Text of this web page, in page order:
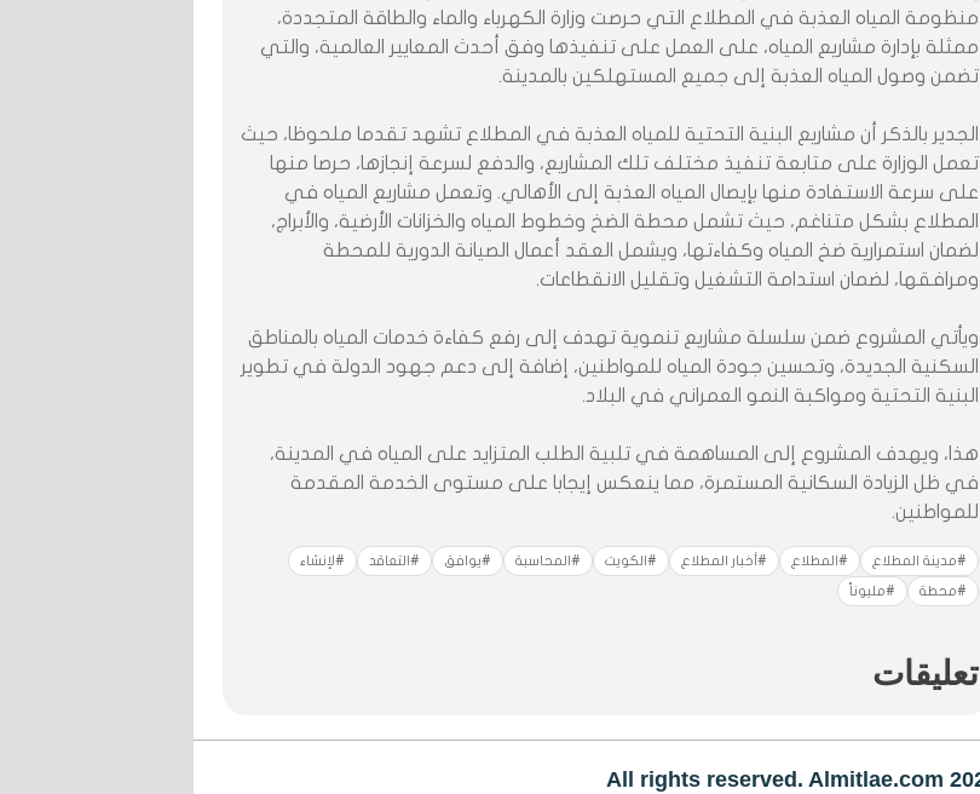
منظومة المياه العذبة في المطلاع التي حرصت وزارة الكهرباء والماء والطاقة المتجددة،
ممثلة بإدارة مشاريع المياه، على العمل على تنفيذها وفق أحدث المعايير العالمية، والتي
تضمن وصول المياه العذبة إلى جميع المستهلكين بالمدينة.
الجدير بالذكر أن مشاريع البنية التحتية للمياه العذبة في المطلاع تشهد تقدما ملحوظا، حيث
تعمل الوزارة على متابعة تنفيذ مختلف تلك المشاريع، والدفع لسرعة إنجازها، حرصا منها
على سرعة الاستفادة منها بإيصال المياه العذبة إلى الأهالي. وتعمل مشاريع المياه في
المطلاع بشكل متناغم، حيث تشمل محطة الضخ وخطوط المياه والخزانات الأرضية، والأبراج،
لضمان استمرارية ضخ المياه وكفاءتها، ويشمل العقد أعمال الصيانة الدورية للمحطة
ومرافقها، لضمان استدامة التشغيل وتقليل الانقطاعات.
ويأتي المشروع ضمن سلسلة مشاريع تنموية تهدف إلى رفع كفاءة خدمات المياه بالمناطق
السكنية الجديدة، وتحسين جودة المياه للمواطنين، إضافة إلى دعم جهود الدولة في تطوير
البنية التحتية ومواكبة النمو العمراني في البلاد.
هذا، ويهدف المشروع إلى المساهمة في تلبية الطلب المتزايد على المياه في المدينة،
في ظل الزيادة السكانية المستمرة، مما ينعكس إيجابا على مستوى الخدمة المقدمة
للمواطنين.
#مدينة المطلاع #المطلاع #أخبار المطلاع #الكويت #المحاسبة #يوافق #التعاقد #لإنشاء
#محطة #مليوناً
تعليقات